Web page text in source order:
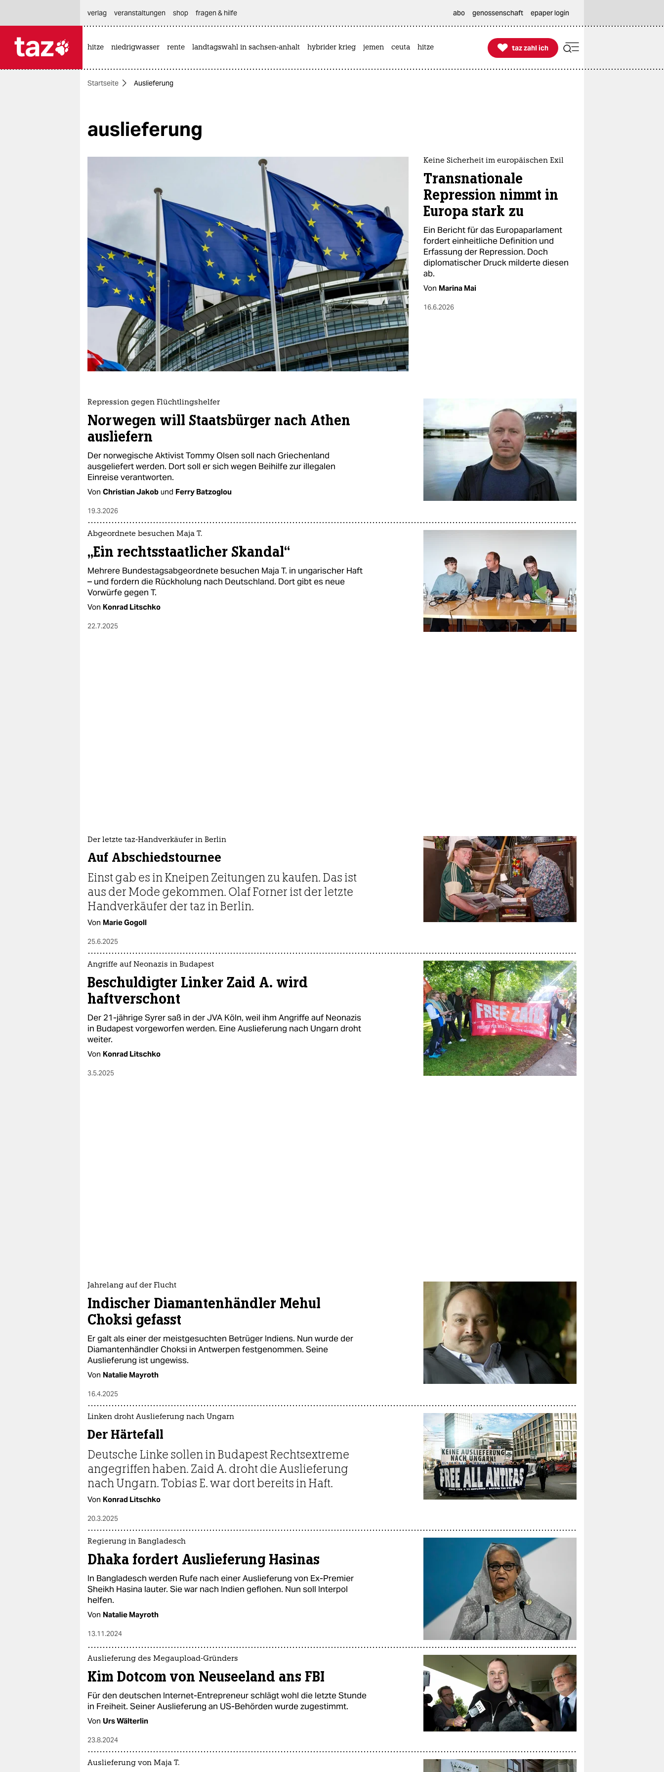
themen
öko
gesellschaft
nord
wahrheit
verlag
verlag
veranstaltungen
shop
fragen & hilfe
abo
genossenschaft
verlag
veranstaltungen shop fragen & hilfe abo genossenschaft epaper login
hitze niedrigwasser rente landtagswahl in sachsen-anhalt hybrider krieg jemen ceuta hitze 
taz zahl ich
taz zahl ich
Startseite Auslieferung
auslieferung
Keine Sicherheit im europäischen Exil
Transnationale
Repression nimmt in
Europa stark zu
Ein Bericht für das Europaparlament
fordert einheitliche Definition und
Erfassung der Repression. Doch
diplomatischer Druck milderte diesen
ab.
Von Marina Mai
16.6.2026
Repression gegen Flüchtlingshelfer
Norwegen will Staatsbürger nach Athen
ausliefern
Der norwegische Aktivist Tommy Olsen soll nach Griechenland
ausgeliefert werden. Dort soll er sich wegen Beihilfe zur illegalen
Einreise verantworten.
Von Christian Jakob und Ferry Batzoglou
19.3.2026
Abgeordnete besuchen Maja T.
„Ein rechtsstaatlicher Skandal“
Mehrere Bundestagsabgeordnete besuchen Maja T. in ungarischer Haft
– und fordern die Rückholung nach Deutschland. Dort gibt es neue
Vorwürfe gegen T.
Von Konrad Litschko
22.7.2025
Der letzte taz-Handverkäufer in Berlin
Auf Abschiedstournee
Einst gab es in Kneipen Zeitungen zu kaufen. Das ist
aus der Mode gekommen. Olaf Forner ist der letzte
Handverkäufer der taz in Berlin.
Von Marie Gogoll
25.6.2025
Angriffe auf Neonazis in Budapest
Beschuldigter Linker Zaid A. wird
haftverschont
Der 21-jährige Syrer saß in der JVA Köln, weil ihm Angriffe auf Neonazis
in Budapest vorgeworfen werden. Eine Auslieferung nach Ungarn droht
weiter.
Von Konrad Litschko
3.5.2025
Jahrelang auf der Flucht
Indischer Diamantenhändler Mehul
Choksi gefasst
Er galt als einer der meistgesuchten Betrüger Indiens. Nun wurde der
Diamantenhändler Choksi in Antwerpen festgenommen. Seine
Auslieferung ist ungewiss.
Von Natalie Mayroth
16.4.2025
Linken droht Auslieferung nach Ungarn
Der Härtefall
Deutsche Linke sollen in Budapest Rechtsextreme
angegriffen haben. Zaid A. droht die Auslieferung
nach Ungarn. Tobias E. war dort bereits in Haft.
Von Konrad Litschko
20.3.2025
Regierung in Bangladesch
Dhaka fordert Auslieferung Hasinas
In Bangladesch werden Rufe nach einer Auslieferung von Ex-Premier
Sheikh Hasina lauter. Sie war nach Indien geflohen. Nun soll Interpol
helfen.
Von Natalie Mayroth
13.11.2024
Auslieferung des Megaupload-Gründers
Kim Dotcom von Neuseeland ans FBI
Für den deutschen Internet-Entrepreneur schlägt wohl die letzte Stunde
in Freiheit. Seiner Auslieferung an US-Behörden wurde zugestimmt.
Von Urs Wälterlin
23.8.2024
Auslieferung von Maja T.